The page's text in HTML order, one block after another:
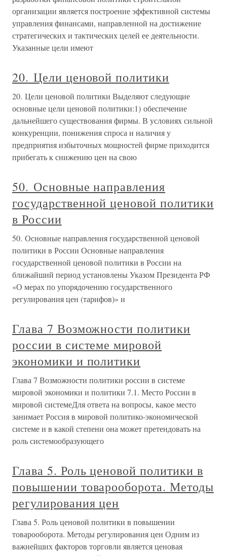
организации является построение эффективной системы
управления финансами, направленной на достижение
стратегических и тактических целей ее деятельности.
Указанные цели имеют
20. Цели ценовой политики
20. Цели ценовой политики Выделяют следующие
основные цели ценовой политики:1) обеспечение
дальнейшего существования фирмы. В условиях сильной
конкуренции, понижения спроса и наличия у
предприятия избыточных мощностей фирме приходится
прибегать к снижению цен на свою
50. Основные направления
государственной ценовой политики
в России
50. Основные направления государственной ценовой
политики в России Основные направления
государственной ценовой политики в России на
ближайший период установлены Указом Президента РФ
«О мерах по упорядочению государственного
регулирования цен (тарифов)» и
Глава 7 Возможности политики
россии в системе мировой
экономики и политики
Глава 7 Возможности политики россии в системе
мировой экономики и политики 7.1. Место России в
мировой системеДля ответа на вопросы, какое место
занимает Россия в мировой политико-экономической
системе и в какой степени она может претендовать на
роль системообразующего
Глава 5. Роль ценовой политики в
повышении товарооборота. Методы
регулирования цен
Глава 5. Роль ценовой политики в повышении
товарооборота. Методы регулирования цен Одним из
важнейших факторов торговли является ценовая